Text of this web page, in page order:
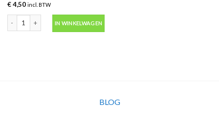
€4,50 incl. BTW
OTR.009-S Royal Green Superflow Squeeze Marker Ink 18 mm On The Run
IN WINKELWAGEN
BLOG